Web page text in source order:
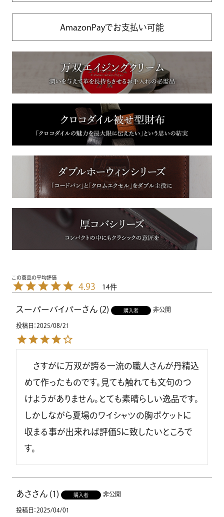
AmazonPayでお支払い可能
4.93 14
スーパーバイパー 2 購入者 非公開
投稿日 2025/08/21
さすがに万双が誇る一流の職人さんが丹精込
めて作ったものです。見ても触れても文句のつ
けようがありません。とても素晴らしい逸品です。
しかしながら夏場のワイシャツの胸ポケットに
収まる事が出来れば評価5に致したいところで
あさ 1 購入者 非公開
投稿日 2025/04/01